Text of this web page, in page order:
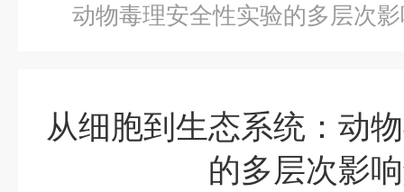
动物毒理安全性实验的多层次
从细胞到生态系统：动
的多层次影